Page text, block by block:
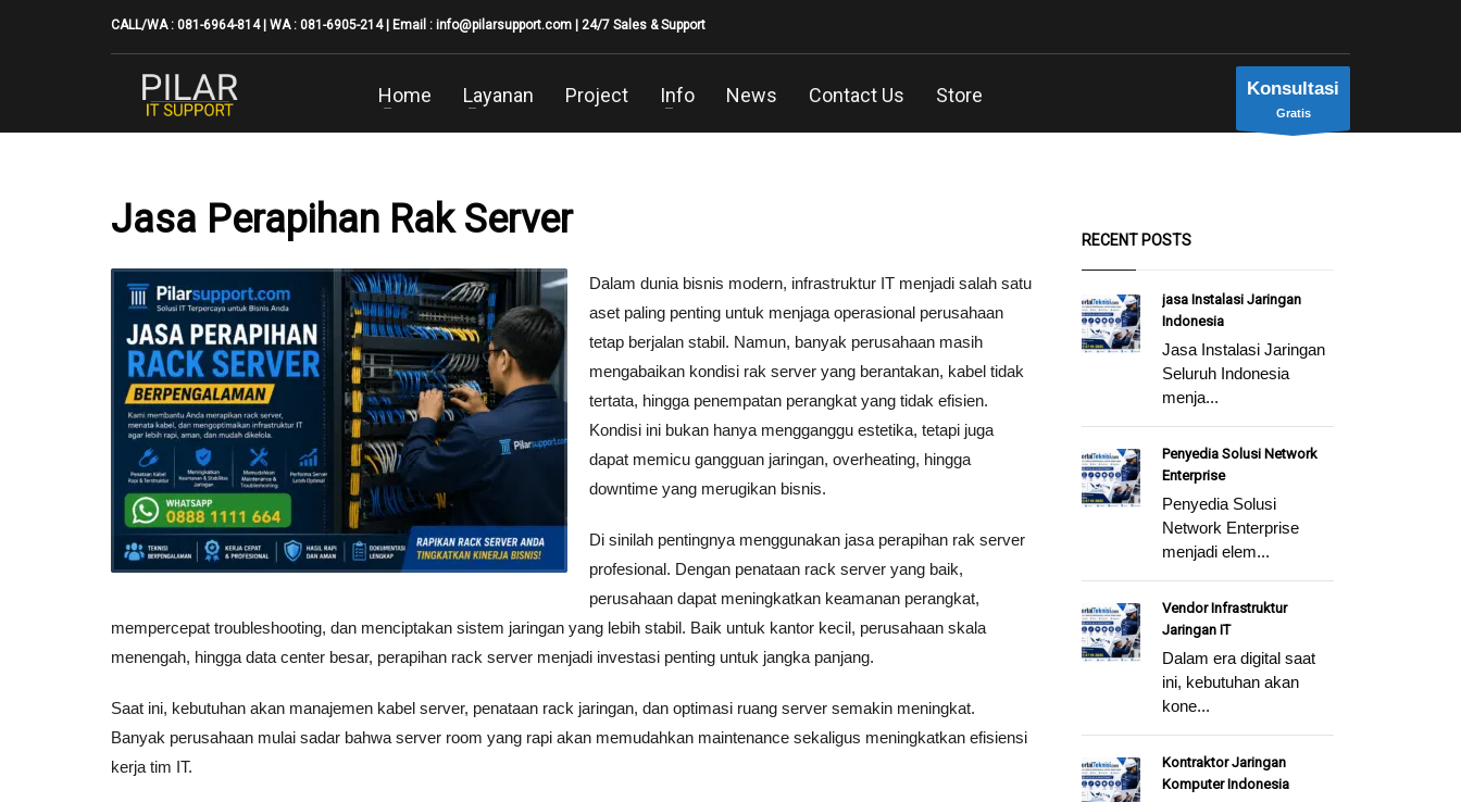
CALL/WA : 081-6964-814 | WA : 081-6905-214 | Email : info@pilarsupport.com | 24/7 Sales & Support
Home Layanan Project Info News Contact Us Store Konsultasi
Gratis
Jasa Perapihan Rak Server
Dalam dunia bisnis modern, infrastruktur IT menjadi salah satu
aset paling penting untuk menjaga operasional perusahaan
tetap berjalan stabil. Namun, banyak perusahaan masih
mengabaikan kondisi rak server yang berantakan, kabel tidak
tertata, hingga penempatan perangkat yang tidak efisien.
Kondisi ini bukan hanya mengganggu estetika, tetapi juga
dapat memicu gangguan jaringan, overheating, hingga
downtime yang merugikan bisnis.
Di sinilah pentingnya menggunakan jasa perapihan rak server
profesional. Dengan penataan rack server yang baik,
perusahaan dapat meningkatkan keamanan perangkat,
mempercepat troubleshooting, dan menciptakan sistem jaringan yang lebih stabil. Baik untuk kantor kecil, perusahaan skala
menengah, hingga data center besar, perapihan rack server menjadi investasi penting untuk jangka panjang.
Saat ini, kebutuhan akan manajemen kabel server, penataan rack jaringan, dan optimasi ruang server semakin meningkat.
Banyak perusahaan mulai sadar bahwa server room yang rapi akan memudahkan maintenance sekaligus meningkatkan efisiensi
kerja tim IT.
RECENT POSTS
jasa Instalasi Jaringan
Indonesia
Jasa Instalasi Jaringan
Seluruh Indonesia
menja...
Penyedia Solusi Network
Enterprise
Penyedia Solusi
Network Enterprise
menjadi elem...
Vendor Infrastruktur
Jaringan IT
Dalam era digital saat
ini, kebutuhan akan
kone...
Kontraktor Jaringan
Komputer Indonesia